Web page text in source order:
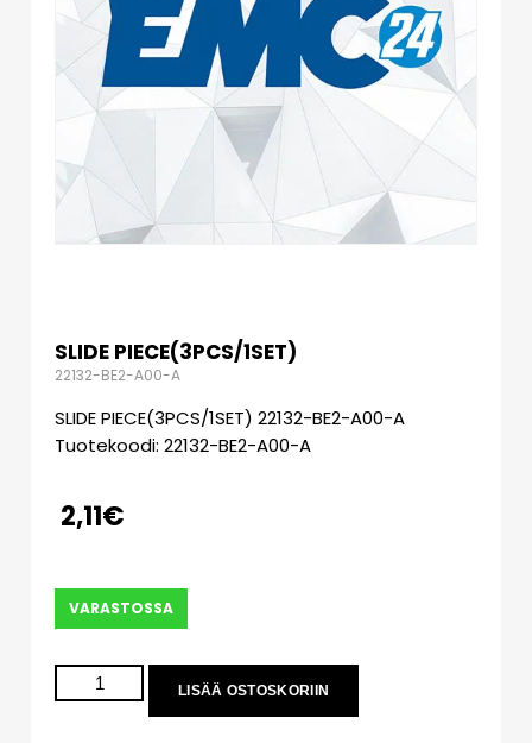
SLIDE PIECE(3PCS/1SET)
22132-BE2-A00-A
SLIDE PIECE(3PCS/1SET) 22132-BE2-A00-A
Tuotekoodi: 22132-BE2-A00-A
2,11€
VARASTOSSA
LISÄÄ OSTOSKORIIN